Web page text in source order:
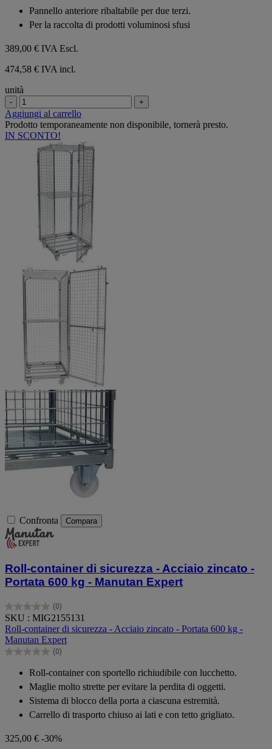
stelle.
Pannello anteriore ribaltabile per due terzi.
Per la raccolta di prodotti voluminosi sfusi
389,00 € IVA Escl.
474,58 € IVA incl.
unità
- +
Aggiungi al carrello
Prodotto temporaneamente non disponibile, tornerà presto.
IN SCONTO!
Confronta Compara
Roll-container di sicurezza - Acciaio zincato -
Portata 600 kg - Manutan Expert
(0)
0.0
su
5
stelle.
SKU : MIG2155131
Roll-container di sicurezza - Acciaio zincato - Portata 600 kg -
Manutan Expert
(0)
0.0
stelle.
Roll-container con sportello richiudibile con lucchetto.
Maglie molto strette per evitare la perdita di oggetti.
Sistema di blocco della porta a ciascuna estremità.
Carrello di trasporto chiuso ai lati e con tetto grigliato.
325,00 € -30%